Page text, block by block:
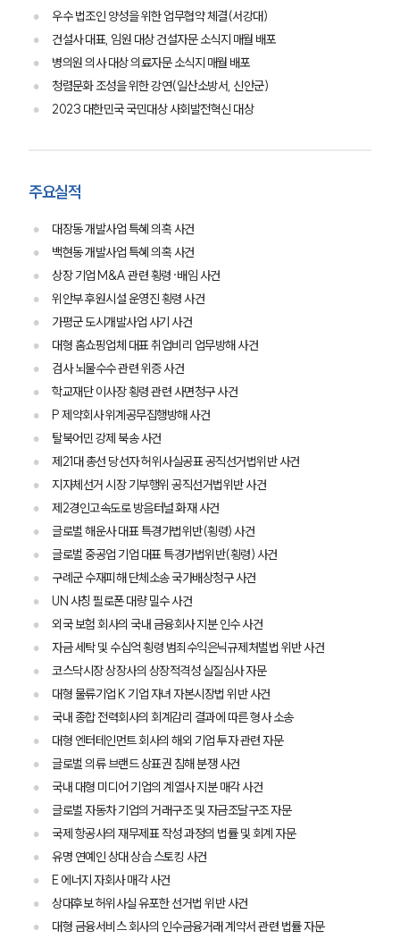
우수 법조인 양성을 위한 업무협약 체결(서강대)
건설사 대표, 임원 대상 건설자문 소식지 매월 배포
병의원 의사 대상 의료자문 소식지 매월 배포
청렴문화 조성을 위한 강연(일산소방서, 신안군)
2023 대한민국 국민대상 사회발전혁신 대상
주요실적
대장동 개발사업 특혜 의혹 사건
백현동 개발사업 특혜 의혹 사건
상장 기업 M&A 관련 횡령·배임 사건
위안부 후원시설 운영진 횡령 사건
가평군 도시개발사업 사기 사건
대형 홈쇼핑업체 대표 취업비리 업무방해 사건
검사 뇌물수수 관련 위증 사건
학교재단 이사장 횡령 관련 사면청구 사건
P 제약회사 위계공무집행방해 사건
탈북어민 강제 북송 사건
제21대 총선 당선자 허위사실공표 공직선거법위반 사건
지자체선거 시장 기부행위 공직선거법위반 사건
제2경인고속도로 방음터널 화재 사건
글로벌 해운사 대표 특경가법위반(횡령) 사건
글로벌 중공업 기업 대표 특경가법위반(횡령) 사건
구례군 수재피해 단체소송 국가배상청구 사건
UN 사칭 필로폰 대량 밀수 사건
외국 보험 회사의 국내 금융회사 지분 인수 사건
자금 세탁 및 수십억 횡령 범죄수익은닉규제처벌법 위반 사건
코스닥시장 상장사의 상장적격성 실질심사 자문
대형 물류기업 K 기업 자녀 자본시장법 위반 사건
국내 종합 전력회사의 회계감리 결과에 따른 형사 소송
대형 엔터테인먼트 회사의 해외 기업 투자 관련 자문
글로벌 의류 브랜드 상표권 침해 분쟁 사건
국내 대형 미디어 기업의 계열사 지분 매각 사건
글로벌 자동차 기업의 거래구조 및 자금조달구조 자문
국제 항공사의 재무제표 작성 과정의 법률 및 회계 자문
유명 연예인 상대 상습 스토킹 사건
E 에너지 자회사 매각 사건
상대후보 허위사실 유포한 선거법 위반 사건
대형 금융서비스 회사의 인수금융거래 계약서 관련 법률 자문